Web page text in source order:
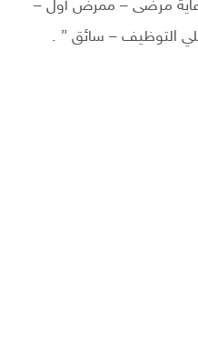
رعاية مرضى – ممرض أول –
التوظيف – سائق ” .